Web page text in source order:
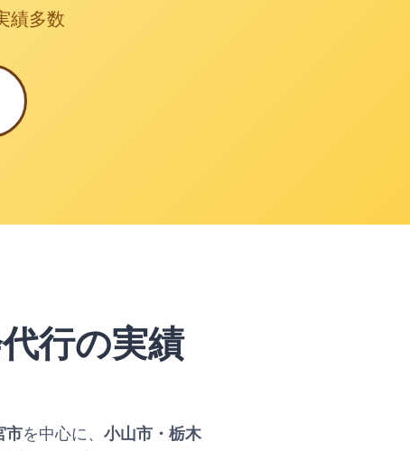
績多数
行の実績
市を中心に、 小山市・栃木